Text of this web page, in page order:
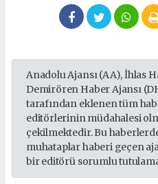
Anadolu Ajansı (AA), İhlas
Demirören Haber Ajansı
tarafından eklenen tüm
editörlerinin müdahalesi
çekilmektedir. Bu
muhataplar haberi geçen
bir editörü sorumlu